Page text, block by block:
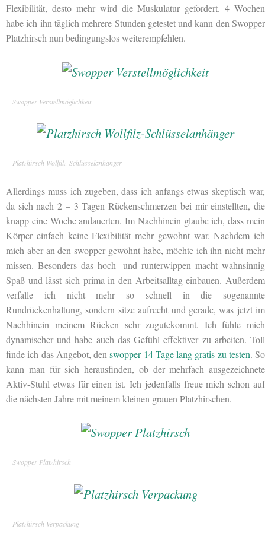
Flexibilität, desto mehr wird die Muskulatur gefordert. 4 Wochen
habe ich ihn täglich mehrere Stunden getestet und kann den Swopper
Platzhirsch nun bedingungslos weiterempfehlen.
Swopper Verstellmöglichkeit
Platzhirsch Wollfilz-Schlüsselanhänger
Allerdings muss ich zugeben, dass ich anfangs etwas skeptisch war,
da sich nach 2 – 3 Tagen Rückenschmerzen bei mir einstellten, die
knapp eine Woche andauerten. Im Nachhinein glaube ich, dass mein
Körper einfach keine Flexibilität mehr gewohnt war. Nachdem ich
mich aber an den swopper gewöhnt habe, möchte ich ihn nicht mehr
missen. Besonders das hoch- und runterwippen macht wahnsinnig
Spaß und lässt sich prima in den Arbeitsalltag einbauen. Außerdem
verfalle ich nicht mehr so schnell in die sogenannte
Rundrückenhaltung, sondern sitze aufrecht und gerade, was jetzt im
Nachhinein meinem Rücken sehr zugutekommt. Ich fühle mich
dynamischer und habe auch das Gefühl effektiver zu arbeiten. Toll
finde ich das Angebot, denswopper 14 Tage lang gratis zu testen. So
kann man für sich herausfinden, ob der mehrfach ausgezeichnete
Aktiv-Stuhl etwas für einen ist. Ich jedenfalls freue mich schon auf
die nächsten Jahre mit meinem kleinen grauen Platzhirschen.
Swopper Platzhirsch
Platzhirsch Verpackung